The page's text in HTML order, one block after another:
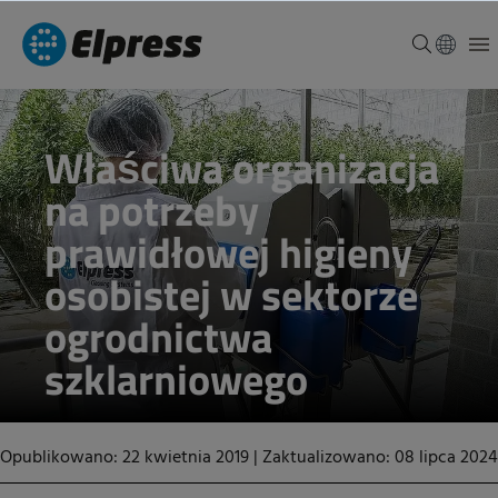
Właściwa organizacja
na potrzeby
prawidłowej higieny
osobistej w sektorze
ogrodnictwa
szklarniowego
Opublikowano: 22 kwietnia 2019| Zaktualizowano: 08 lipca 2024